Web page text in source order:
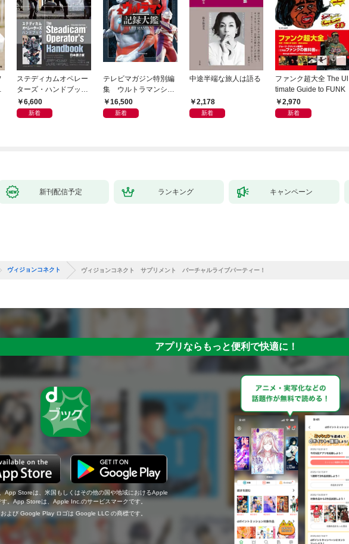
ステディカムオペレー
ターズ・ハンドブック
日本語版 電子版 第２
版
6,600
新着
テレビマガジン特別編
集 ウルトラマンシリ
ーズ６０周年記念 全
ウルトラマン記録大鑑
16,500
新着
中途半端な旅人は語る
2,178
新着
ファンク超大全 The Ul
timate Guide to FUNK
2,970
新着
新刊配信予定 ランキング キャンペーン
ヴィジョンコネクト ヴィジョンコネクト サプリメント バーチャルライブパーティー！
アプリならもっと便利で快適に！
App Storeは、米国もしくはその他の国や地域におけるApple
。App Storeは、Apple Inc.のサービスマークです。
よび Google Play ロゴは Google LLC の商標です。